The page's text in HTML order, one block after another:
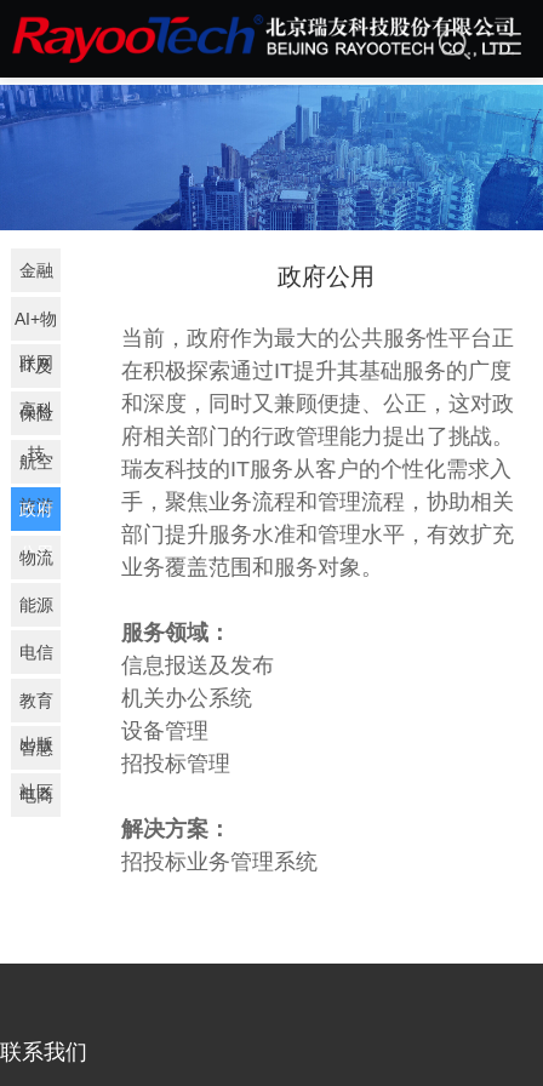
行业聚焦
金融
AI+物
联网
IT及
高科
技
保险
航空
旅游
政府
公用
物流
能源
电信
教育
出版
智慧
社区
电商
政府公用
当前，政府作为最大的公共服务性平台正
在积极探索通过IT提升其基础服务的广度
和深度，同时又兼顾便捷、公正，这对政
府相关部门的行政管理能力提出了挑战。
瑞友科技的IT服务从客户的个性化需求入
手，聚焦业务流程和管理流程，协助相关
部门提升服务水准和管理水平，有效扩充
业务覆盖范围和服务对象。
服务领域：
信息报送及发布
机关办公系统
设备管理
招投标管理
解决方案：
招投标业务管理系统
联系我们